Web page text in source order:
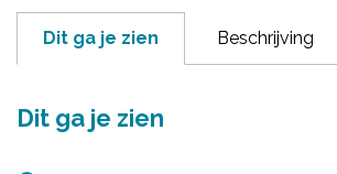
Dit ga je zien Beschrijving
Dit ga je zien